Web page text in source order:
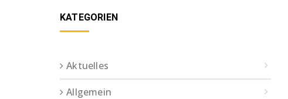
KATEGORIEN
Aktuelles
Allgemein